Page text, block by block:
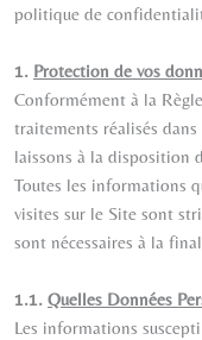
politique de
1. Protection de vos
Conformément à la
traitements réalisés
laissons à la disposition
Toutes les informations
visites sur le Site sont
sont nécessaires à la
1.1. Quelles Données
Les informations